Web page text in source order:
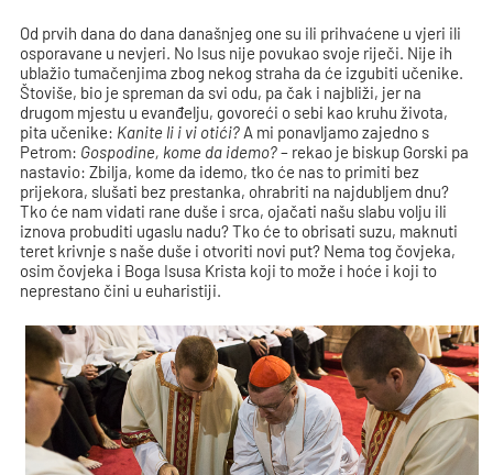
Od prvih dana do dana današnjeg one su ili prihvaćene u vjeri ili
osporavane u nevjeri. No Isus nije povukao svoje riječi. Nije ih
ublažio tumačenjima zbog nekog straha da će izgubiti učenike.
Štoviše, bio je spreman da svi odu, pa čak i najbliži, jer na
drugom mjestu u evanđelju, govoreći o sebi kao kruhu života,
pita učenike: Kanite li i vi otići? A mi ponavljamo zajedno s
Petrom: Gospodine, kome da idemo?– rekao je biskup Gorski pa
nastavio: Zbilja, kome da idemo, tko će nas to primiti bez
prijekora, slušati bez prestanka, ohrabriti na najdubljem dnu?
Tko će nam vidati rane duše i srca, ojačati našu slabu volju ili
iznova probuditi ugaslu nadu? Tko će to obrisati suzu, maknuti
teret krivnje s naše duše i otvoriti novi put? Nema tog čovjeka,
osim čovjeka i Boga Isusa Krista koji to može i hoće i koji to
neprestano čini u euharistiji.